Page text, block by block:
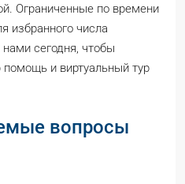
Ограниченные по времени
избранного числа
сегодня, чтобы
и виртуальный тур
вопросы